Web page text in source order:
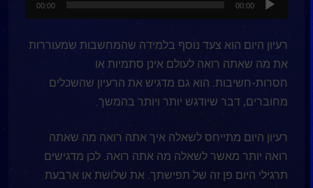
אודיו
00:00
00:00
רעיון היום הוא צעד נוסף בלמידה שהמחשבות שמעוררות
את מה שאתה רואה לעולם אינן סתמיות או
חסרות-חשיבות. הוא גם מדגיש את הרעיון שהשכלים
מחוברים, דבר שיודגש יותר ויותר בהמשך.
רעיון היום מתייחס לשאלה איך אתה רואה מה שאתה
רואה יותר מאשר לשאלה מה אתה רואה. לכן מדגישים
תרגילי היום פן זה של תפישתך. את שלושת או ארבעת